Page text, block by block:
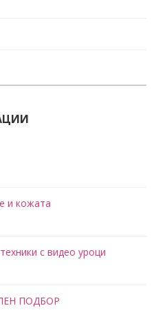
и кожата
с видео уроци
ПОДБОР